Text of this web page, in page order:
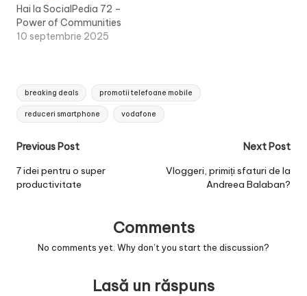
Hai la SocialPedia 72 –
Power of Communities
10 septembrie 2025
Tags:
breaking deals promotii telefoane mobile
reduceri smartphone vodafone
Post
navigation
Previous Post
7 idei pentru o super
productivitate
Next Post
Vloggeri, primiți sfaturi de la
Andreea Balaban?
Comments
No comments yet. Why don’t you start the discussion?
Lasă un răspuns